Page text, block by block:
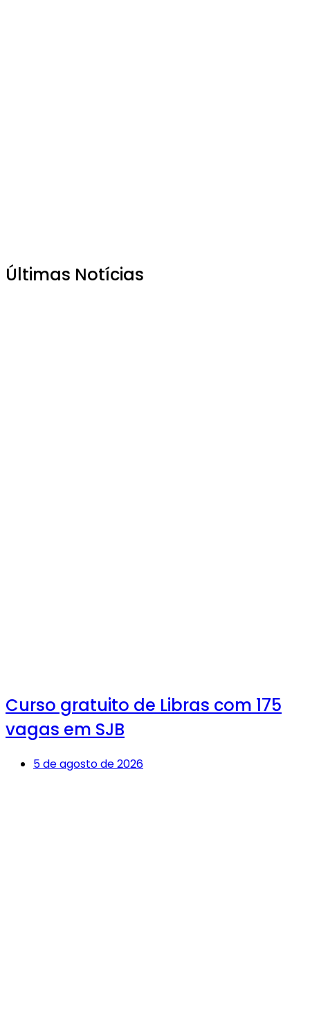
Últimas Notícias
Curso gratuito de Libras com 175
vagas em SJB
5 de agosto de 2026